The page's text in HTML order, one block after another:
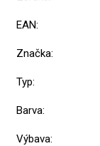
EAN:
Značka:
Typ:
Barva:
Výbava: